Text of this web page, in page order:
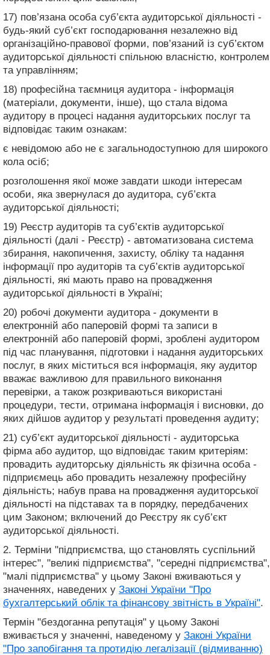
17) пов’язана особа суб’єкта аудиторської діяльності -
будь-який суб’єкт господарювання незалежно від
організаційно-правової форми, пов’язаний із суб’єктом
аудиторської діяльності спільною власністю, контролем
та управлінням;
18) професійна таємниця аудитора - інформація
(матеріали, документи, інше), що стала відома
аудитору в процесі надання аудиторських послуг та
відповідає таким ознакам:
є невідомою або не є загальнодоступною для широкого
кола осіб;
розголошення якої може завдати шкоди інтересам
особи, яка звернулася до аудитора, суб’єкта
аудиторської діяльності;
19) Реєстр аудиторів та суб’єктів аудиторської
діяльності (далі - Реєстр) - автоматизована система
збирання, накопичення, захисту, обліку та надання
інформації про аудиторів та суб’єктів аудиторської
діяльності, які мають право на провадження
аудиторської діяльності в Україні;
20) робочі документи аудитора - документи в
електронній або паперовій формі та записи в
електронній або паперовій формі, зроблені аудитором
під час планування, підготовки і надання аудиторських
послуг, в яких міститься вся інформація, яку аудитор
вважає важливою для правильного виконання
перевірки, а також розкриваються використані
процедури, тести, отримана інформація і висновки, до
яких дійшов аудитор у результаті проведення аудиту;
21) суб’єкт аудиторської діяльності - аудиторська
фірма або аудитор, що відповідає таким критеріям:
провадить аудиторську діяльність як фізична особа -
підприємець або провадить незалежну професійну
діяльність; набув права на провадження аудиторської
діяльності на підставах та в порядку, передбачених
цим Законом; включений до Реєстру як суб’єкт
аудиторської діяльності.
2. Терміни "підприємства, що становлять суспільний
інтерес", "великі підприємства", "середні підприємства",
"малі підприємства" у цьому Законі вживаються у
значеннях, наведених у Законі України "Про
бухгалтерський облік та фінансову звітність в Україні".
Термін "бездоганна репутація" у цьому Законі
вживається у значенні, наведеному у Законі України
"Про запобігання та протидію легалізації (відмиванню)